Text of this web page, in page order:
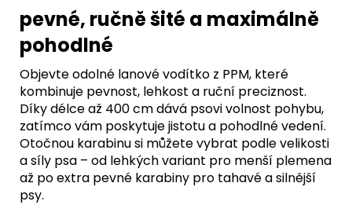
pevné, ručně šité a maximálně
pohodlné
Objevte odolné lanové vodítko z PPM, které
kombinuje pevnost, lehkost a ruční preciznost.
Díky délce až 400 cm dává psovi volnost pohybu,
zatímco vám poskytuje jistotu a pohodlné vedení.
Otočnou karabinu si můžete vybrat podle velikosti
a síly psa – od lehkých variant pro menší plemena
až po extra pevné karabiny pro tahavé a silnější
psy.